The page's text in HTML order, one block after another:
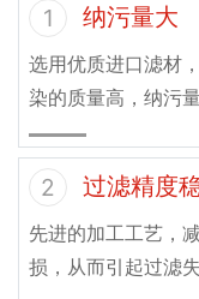
1 纳污量大
选用优质进口滤材
染的质量高，纳污
2 过滤精度
先进的加工工艺，
损，从而引起过滤